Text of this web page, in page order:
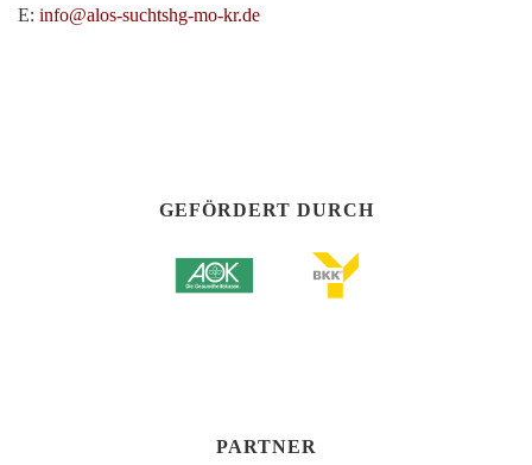
E: info@alos-suchtshg-mo-kr.de
GEFÖRDERT DURCH
PARTNER